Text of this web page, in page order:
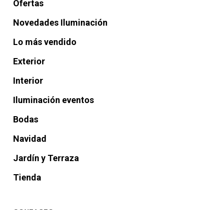
Ofertas
Novedades Iluminación
Lo más vendido
Exterior
Interior
Iluminación eventos
Bodas
Navidad
Jardín y Terraza
Tienda